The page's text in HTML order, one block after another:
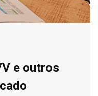
e outros